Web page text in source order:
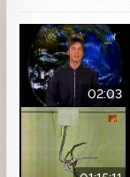
02:03